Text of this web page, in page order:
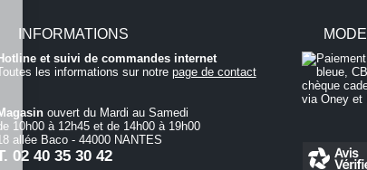
faciliter
les
les
«
le lien
INFORMATIONS
Hotline et suivi de commandes internet
les informations sur notre page de contact
ouvert du Mardi au Samedi
10h00 à 12h45 et de 14h00 à 19h00
allée Baco - 44000 NANTES
02 40 35 30 42